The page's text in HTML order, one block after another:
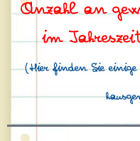
Anzahl an
im
(Hier finden Sie einige